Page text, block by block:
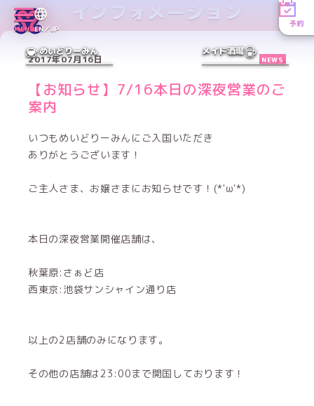
MENUEN／JP
予約
めいどりーみん メイド酒場
インフォメーション
2017年07月16日 NEWS
【お知らせ】7/16本日の深夜営業のご
案内
いつもめいどりーみんにご入国いただき
ありがとうございます！
ご主人さま、お嬢さまにお知らせです！(*'ω'*)
本日の深夜営業開催店舗は、
秋葉原:さぁど店
西東京:池袋サンシャイン通り店
以上の2店舗のみになります。
その他の店舗は23:00まで開国しております！